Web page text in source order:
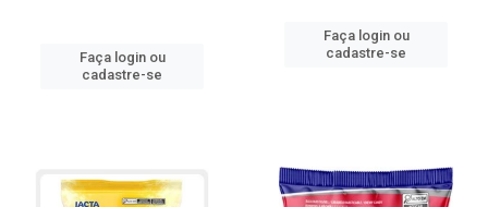
Faça login ou
cadastre-se
Faça login ou
cadastre-se